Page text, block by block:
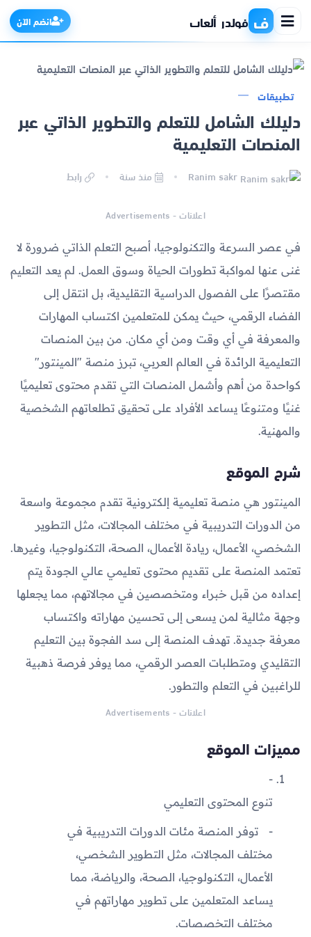
ف فولدر ألعاب انضم الآن
الرئيسية
التطبيقات
الألعاب
ذكاء اصطناعي
تطبيقات
دليلك الشامل للتعلم والتطوير الذاتي عبر
المنصات التعليمية
منذ سنة رابط
اعلانات - Advertisements
في عصر السرعة والتكنولوجيا، أصبح التعلم الذاتي ضرورة لا
غنى عنها لمواكبة تطورات الحياة وسوق العمل. لم يعد التعليم
مقتصرًا على الفصول الدراسية التقليدية، بل انتقل إلى
الفضاء الرقمي، حيث يمكن للمتعلمين اكتساب المهارات
والمعرفة في أي وقت ومن أي مكان. من بين المنصات
التعليمية الرائدة في العالم العربي، تبرز منصة "المينتور"
كواحدة من أهم وأشمل المنصات التي تقدم محتوى تعليميًا
غنيًا ومتنوعًا يساعد الأفراد على تحقيق تطلعاتهم الشخصية
والمهنية.
شرح الموقع
المينتور هي منصة تعليمية إلكترونية تقدم مجموعة واسعة
من الدورات التدريبية في مختلف المجالات، مثل التطوير
الشخصي، الأعمال، ريادة الأعمال، الصحة، التكنولوجيا، وغيرها.
تعتمد المنصة على تقديم محتوى تعليمي عالي الجودة يتم
إعداده من قبل خبراء ومتخصصين في مجالاتهم، مما يجعلها
وجهة مثالية لمن يسعى إلى تحسين مهاراته واكتساب
معرفة جديدة. تهدف المنصة إلى سد الفجوة بين التعليم
التقليدي ومتطلبات العصر الرقمي، مما يوفر فرصة ذهبية
للراغبين في التعلم والتطور.
اعلانات - Advertisements
مميزات الموقع
تنوع المحتوى التعليمي
توفر المنصة مئات الدورات التدريبية في
مختلف المجالات، مثل التطوير الشخصي،
الأعمال، التكنولوجيا، الصحة، والرياضة، مما
يساعد المتعلمين على تطوير مهاراتهم في
مختلف التخصصات.